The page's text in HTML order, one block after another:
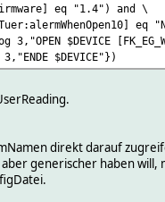
eq "1.4") and \
eq
3,"OPEN $DEVICE
3,"ENDE $DEVICE"})
direkt darauf
generischer haben